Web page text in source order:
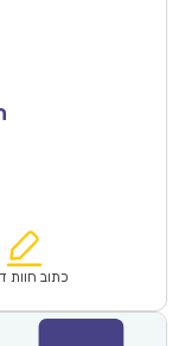
הוא:
כתוב חוות